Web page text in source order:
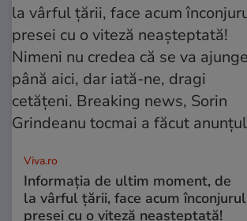
Viva.ro
Informația de ultim moment, de
la vârful țării, face acum înconjurul
presei cu o viteză neașteptată!